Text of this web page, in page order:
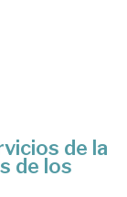
de la
de los